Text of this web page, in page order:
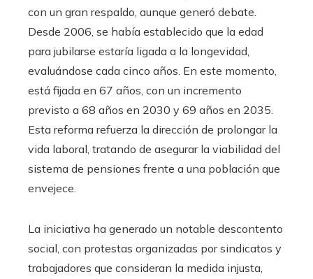
con un gran respaldo, aunque generó debate.
Desde 2006, se había establecido que la edad
para jubilarse estaría ligada a la longevidad,
evaluándose cada cinco años. En este momento,
está fijada en 67 años, con un incremento
previsto a 68 años en 2030 y 69 años en 2035.
Esta reforma refuerza la dirección de prolongar la
vida laboral, tratando de asegurar la viabilidad del
sistema de pensiones frente a una población que
envejece.
La iniciativa ha generado un notable descontento
social, con protestas organizadas por sindicatos y
trabajadores que consideran la medida injusta,